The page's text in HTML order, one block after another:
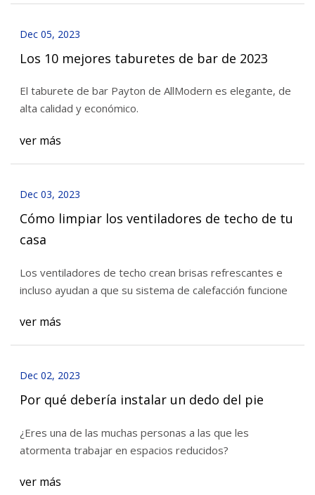
Dec 05, 2023
Los 10 mejores taburetes de bar de 2023
El taburete de bar Payton de AllModern es elegante, de
alta calidad y económico.
ver más
Dec 03, 2023
Cómo limpiar los ventiladores de techo de tu
casa
Los ventiladores de techo crean brisas refrescantes e
incluso ayudan a que su sistema de calefacción funcione
ver más
Dec 02, 2023
Por qué debería instalar un dedo del pie
¿Eres una de las muchas personas a las que les
atormenta trabajar en espacios reducidos?
ver más